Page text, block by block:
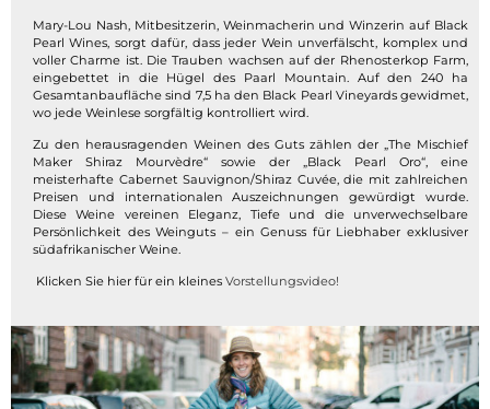
Mary-Lou Nash, Mitbesitzerin, Weinmacherin und Winzerin auf Black
Pearl Wines, sorgt dafür, dass jeder Wein unverfälscht, komplex und
voller Charme ist. Die Trauben wachsen auf der Rhenosterkop Farm,
eingebettet in die Hügel des Paarl Mountain. Auf den 240 ha
Gesamtanbaufläche sind 7,5 ha den Black Pearl Vineyards gewidmet,
wo jede Weinlese sorgfältig kontrolliert wird.
Zu den herausragenden Weinen des Guts zählen der „The Mischief
Maker Shiraz Mourvèdre“ sowie der „Black Pearl Oro“, eine
meisterhafte Cabernet Sauvignon/Shiraz Cuvée, die mit zahlreichen
Preisen und internationalen Auszeichnungen gewürdigt wurde.
Diese Weine vereinen Eleganz, Tiefe und die unverwechselbare
Persönlichkeit des Weinguts – ein Genuss für Liebhaber exklusiver
südafrikanischer Weine.
Klicken Sie hier für ein kleines Vorstellungsvideo!